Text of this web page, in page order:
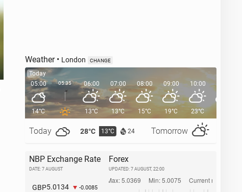
Weather• London CHANGE
Today
05:00
14°C
Today 28°C 13°C 24 Tomorrow
05:35 06:00
13°C
07:00
13°C
08:00
15°C
09:00
19°C
10:00
23°C
11:00
NBP Exchange Rate
DATE: 7 AUGUST
GBP5.0134 -0.0085
Forex
UPDATED: 7 AUGUST, 22:00